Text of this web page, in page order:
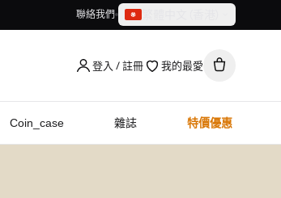
聯絡我們
繁體中文（香港）
登入 / 註冊 我的最愛
Coin_case 雜誌 特價優惠